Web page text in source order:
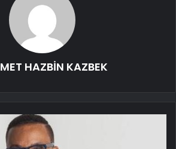
HAZBİN KAZBEK